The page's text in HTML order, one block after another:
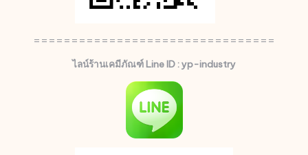
================================
ไลน์ร้านเคมีภัณฑ์ Line ID : yp-industry